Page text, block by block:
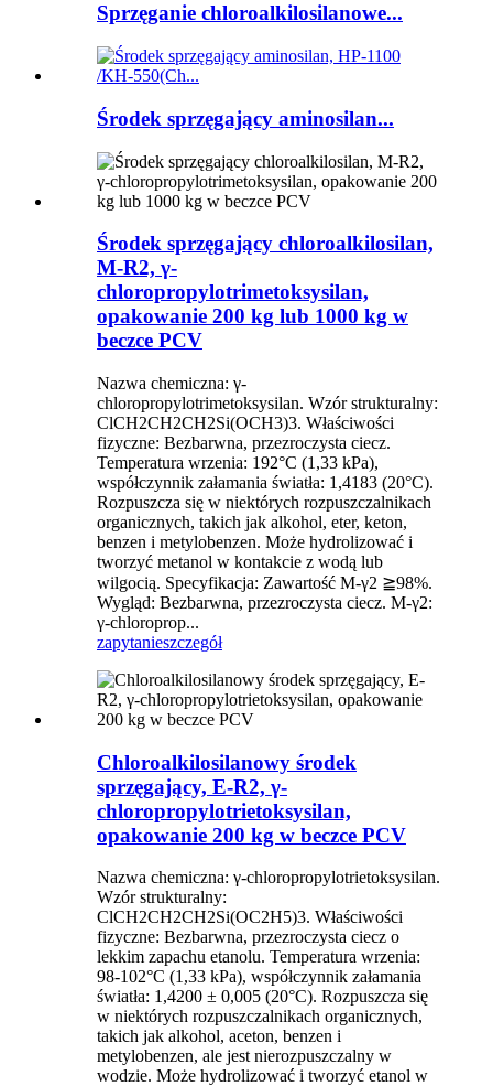
Sprzęganie chloroalkilosilanowe...
Środek sprzęgający aminosilan...
Środek sprzęgający chloroalkilosilan,
M-R2, γ-
chloropropylotrimetoksysilan,
opakowanie 200 kg lub 1000 kg w
beczce PCV
Nazwa chemiczna: γ-
chloropropylotrimetoksysilan. Wzór strukturalny:
ClCH2CH2CH2Si(OCH3)3. Właściwości
fizyczne: Bezbarwna, przezroczysta ciecz.
Temperatura wrzenia: 192°C (1,33 kPa),
współczynnik załamania światła: 1,4183 (20°C).
Rozpuszcza się w niektórych rozpuszczalnikach
organicznych, takich jak alkohol, eter, keton,
benzen i metylobenzen. Może hydrolizować i
tworzyć metanol w kontakcie z wodą lub
wilgocią. Specyfikacja: Zawartość M-γ2 ≧98%.
Wygląd: Bezbarwna, przezroczysta ciecz. M-γ2:
γ-chloroprop...
zapytanieszczegół
Chloroalkilosilanowy środek
sprzęgający, E-R2, γ-
chloropropylotrietoksysilan,
opakowanie 200 kg w beczce PCV
Nazwa chemiczna: γ-chloropropylotrietoksysilan.
Wzór strukturalny:
ClCH2CH2CH2Si(OC2H5)3. Właściwości
fizyczne: Bezbarwna, przezroczysta ciecz o
lekkim zapachu etanolu. Temperatura wrzenia:
98-102°C (1,33 kPa), współczynnik załamania
światła: 1,4200 ± 0,005 (20°C). Rozpuszcza się
w niektórych rozpuszczalnikach organicznych,
takich jak alkohol, aceton, benzen i
metylobenzen, ale jest nierozpuszczalny w
wodzie. Może hydrolizować i tworzyć etanol w